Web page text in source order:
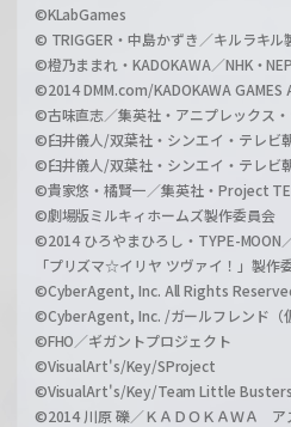
©KLabGames
© TRIGGER・中島かずき／キルラキル
©橙乃ままれ・KADOKAWA／NHK・NEP
©2014 DMM.com/KADOKAWA
©古味直志／集英社・アニプレックス・
©臼井儀人/双葉社・シンエイ・テレビ
©臼井儀人/双葉社・シンエイ・テレビ
©貴家悠・橘賢一／集英社・Project
©劇場版ミルキィホームズ製作委員会
©2014 ひろやまひろし・TYPE-MOON
「プリズマ☆イリヤ ツヴァイ！」製作
©CyberAgent, Inc. All Rights
©CyberAgent, Inc. /ガールフレンド（
©FHO／ギガントプロジェクト
©VisualArt's/Key/SProject
©VisualArt's/Key/Team Little
©2014 川原 礫／ＫＡＤＯＫＡＷＡ ア